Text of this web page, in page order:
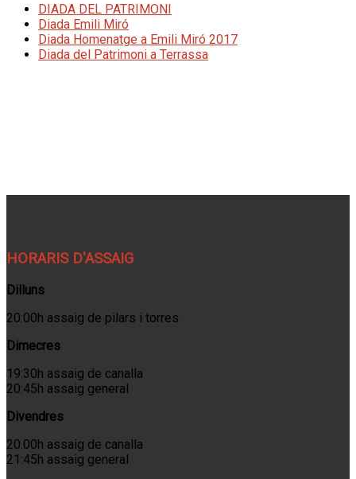
DIADA DEL PATRIMONI
Diada Emili Miró
Diada Homenatge a Emili Miró 2017
Diada del Patrimoni a Terrassa
HORARIS D'ASSAIG
Dilluns
20:00h assaig de pilars i torres
Dimecres
19:30h assaig de canalla
20:45h assaig general
Divendres
20.00h assaig de canalla
21:45h assaig general